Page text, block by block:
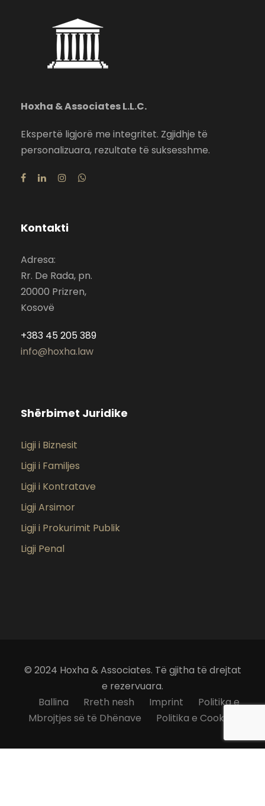
Hoxha & Associates L.L.C.
Ekspertë ligjorë me integritet. Zgjidhje të
personalizuara, rezultate të suksesshme.
Kontakti
Adresa:
Rr. De Rada, pn.
20000 Prizren,
Kosovë
+383 45 205 389
info@hoxha.law
Shërbimet Juridike
Ligji i Biznesit
Ligji i Familjes
Ligji i Kontratave
Ligji Arsimor
Ligji i Prokurimit Publik
Ligji Penal
© 2024 Hoxha & Associates. Të gjitha të drejtat
e rezervuara.
Ballina
Rreth nesh Imprint
Politika e
Mbrojtjes së të Dhënave
Politika e Cookies